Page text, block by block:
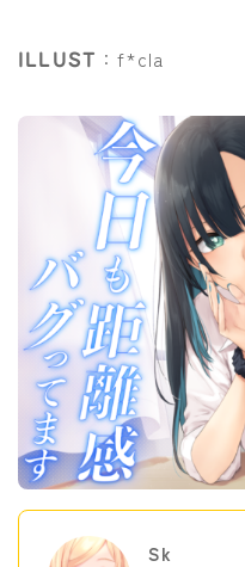
ILLUST ：f*cla
Sk